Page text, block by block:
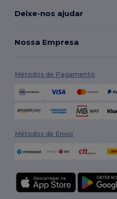
Deixe-nos ajudar
Nossa Empresa
Métodos de Pagamento
Métodos de Envio